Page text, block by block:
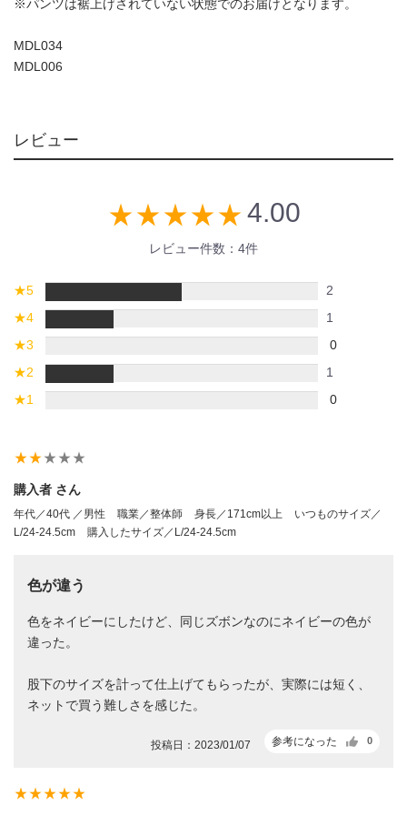
※パンツは裾上げされていない状態でのお届けとなります。
MDL034
MDL006
レビュー
star_rate star_rate star_rate star_rate star_rate 4.00
レビュー件数：4件
★5
2
★4
1
★3
0
★2
1
★1 0
star_ratestar_ratestar_rate star_rate star_rate
購入者 さん
年代／40代 ／男性 職業／整体師 身長／171cm以上
いつものサイズ／
L/24-24.5cm
購入したサイズ／L/24-24.5cm
色が違う
色をネイビーにしたけど、同じズボンなのにネイビーの色が
違った。
股下のサイズを計って仕上げてもらったが、実際には短く、
ネットで買う難しさを感じた。
参考になった 0
投稿日：2023/01/07
star_ratestar_ratestar_ratestar_ratestar_rate